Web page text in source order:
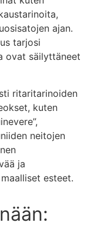
ajan.
tarjosi
ovat säilyttäneet
ritaritarinoiden
kuten
neitojen
ja
esteet.